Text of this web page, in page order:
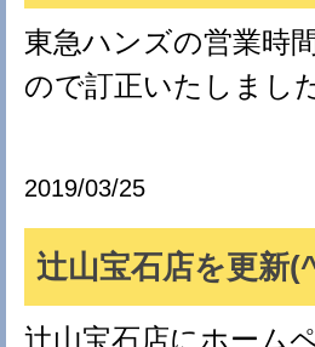
東急ハンズの営業時
ので訂正いたしまし
2019/03/25
辻山宝石店を更新
辻山宝石店にホーム